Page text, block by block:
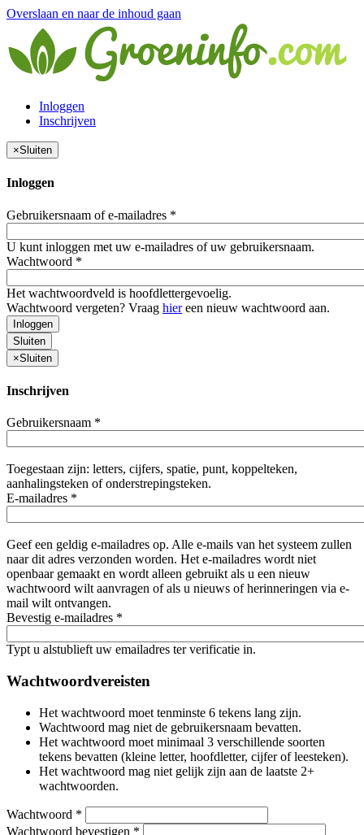
Overslaan en naar de inhoud gaan
Inloggen
Inschrijven
×Sluiten
Inloggen
Gebruikersnaam of e-mailadres *
U kunt inloggen met uw e-mailadres of uw gebruikersnaam.
Wachtwoord *
Het wachtwoordveld is hoofdlettergevoelig.
Wachtwoord vergeten? Vraag hiereen nieuw wachtwoord aan.
Inloggen
Sluiten
×Sluiten
Inschrijven
Gebruikersnaam *
Toegestaan zijn: letters, cijfers, spatie, punt, koppelteken,
aanhalingsteken of onderstrepingsteken.
E-mailadres *
Geef een geldig e-mailadres op. Alle e-mails van het systeem zullen
naar dit adres verzonden worden. Het e-mailadres wordt niet
openbaar gemaakt en wordt alleen gebruikt als u een nieuw
wachtwoord wilt aanvragen of als u nieuws of herinneringen via e-
mail wilt ontvangen.
Bevestig e-mailadres *
Typt u alstublieft uw emailadres ter verificatie in.
Wachtwoordvereisten
Het wachtwoord moet tenminste 6 tekens lang zijn.
Wachtwoord mag niet de gebruikersnaam bevatten.
Het wachtwoord moet minimaal 3 verschillende soorten
tekens bevatten (kleine letter, hoofdletter, cijfer of leesteken).
Het wachtwoord mag niet gelijk zijn aan de laatste 2+
wachtwoorden.
Wachtwoord *
Wachtwoord bevestigen *